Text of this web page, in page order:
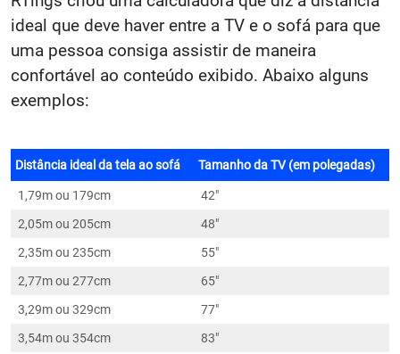
Para facilitar a escolha do tamanho correto, o site
RTings criou uma calculadora que diz a distância
ideal que deve haver entre a TV e o sofá para que
uma pessoa consiga assistir de maneira
confortável ao conteúdo exibido. Abaixo alguns
Distância ideal da tela ao sofá Tamanho da TV (em polegadas)
1,79m ou 179cm
42"
2,05m ou 205cm
48"
2,35m ou 235cm
55"
2,77m ou 277cm
65"
3,29m ou 329cm
77"